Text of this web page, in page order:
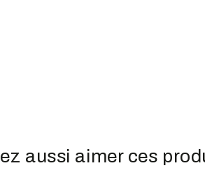
aussi aimer ces